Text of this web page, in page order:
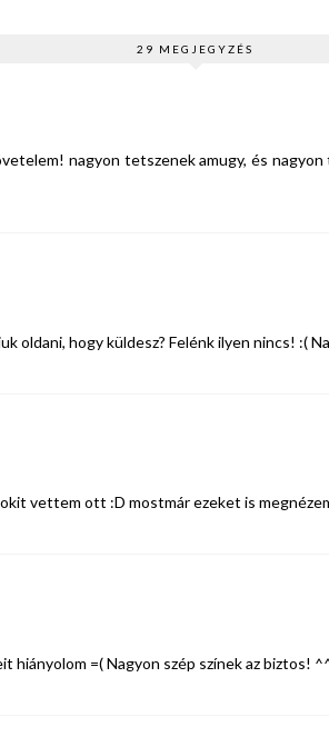
29 MEGJEGYZÉS
nagyon tetszenek amugy, és
oldani, hogy küldesz? Felénk ilyen nincs! :(
vettem ott :D mostmár ezeket is
hiányolom =( Nagyon szép színek az biztos!